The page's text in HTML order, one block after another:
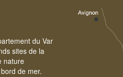
du Var
sites de la
nature
de mer.